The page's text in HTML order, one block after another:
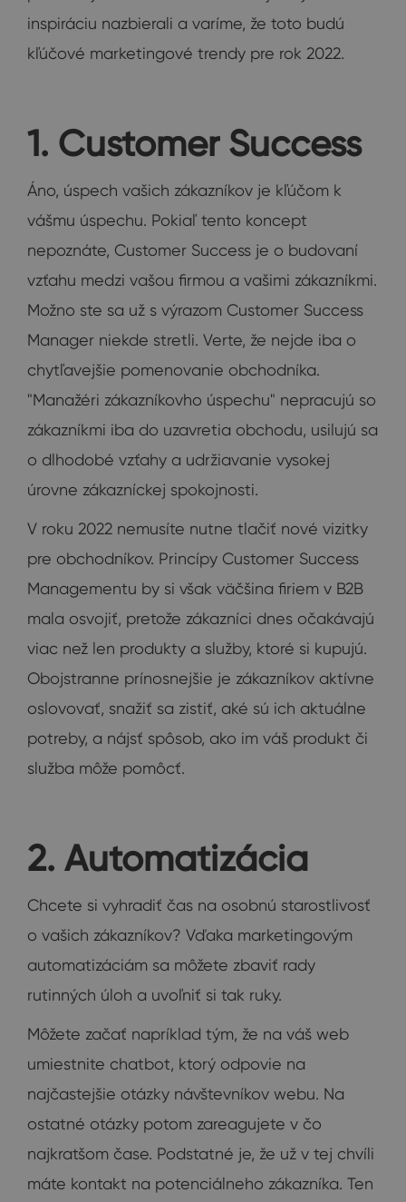
inspiráciu nazbierali a varíme, že toto budú
kľúčové marketingové trendy pre rok 2022.
1. Customer Success
Áno, úspech vašich zákazníkov je kľúčom k
vášmu úspechu. Pokiaľ tento koncept
nepoznáte, Customer Success je o budovaní
vzťahu medzi vašou firmou a vašimi zákazníkmi.
Možno ste sa už s výrazom Customer Success
Manager niekde stretli. Verte, že nejde iba o
chytľavejšie pomenovanie obchodníka.
"Manažéri zákazníkovho úspechu" nepracujú so
zákazníkmi iba do uzavretia obchodu, usilujú sa
o dlhodobé vzťahy a udržiavanie vysokej
úrovne zákazníckej spokojnosti.
V roku 2022 nemusíte nutne tlačiť nové vizitky
pre obchodníkov. Princípy Customer Success
Managementu by si však väčšina firiem v B2B
mala osvojiť, pretože zákazníci dnes očakávajú
viac než len produkty a služby, ktoré si kupujú.
Obojstranne prínosnejšie je zákazníkov aktívne
oslovovať, snažiť sa zistiť, aké sú ich aktuálne
potreby, a nájsť spôsob, ako im váš produkt či
služba môže pomôcť.
2. Automatizácia
Chcete si vyhradiť čas na osobnú starostlivosť
o vašich zákazníkov? Vďaka marketingovým
automatizáciám sa môžete zbaviť rady
rutinných úloh a uvoľniť si tak ruky.
Môžete začať napríklad tým, že na váš web
umiestnite chatbot, ktorý odpovie na
najčastejšie otázky návštevníkov webu. Na
ostatné otázky potom zareagujete v čo
najkratšom čase. Podstatné je, že už v tej chvíli
máte kontakt na potenciálneho zákazníka. Ten